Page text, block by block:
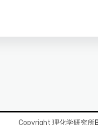
Copyright 理化学研究所